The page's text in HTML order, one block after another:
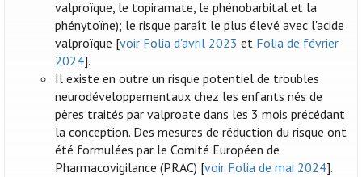
valproïque, le topiramate, le phénobarbital et la
phénytoïne); le risque paraît le plus élevé avec l'acide
valproïque [voir Folia d'avril 2023 et Folia de février
2024].
Il existe en outre un risque potentiel de troubles
neurodéveloppementaux chez les enfants nés de
pères traités par valproate dans les 3 mois précédant
la conception. Des mesures de réduction du risque ont
été formulées par le Comité Européen de
Pharmacovigilance (PRAC) [voir Folia de mai 2024].